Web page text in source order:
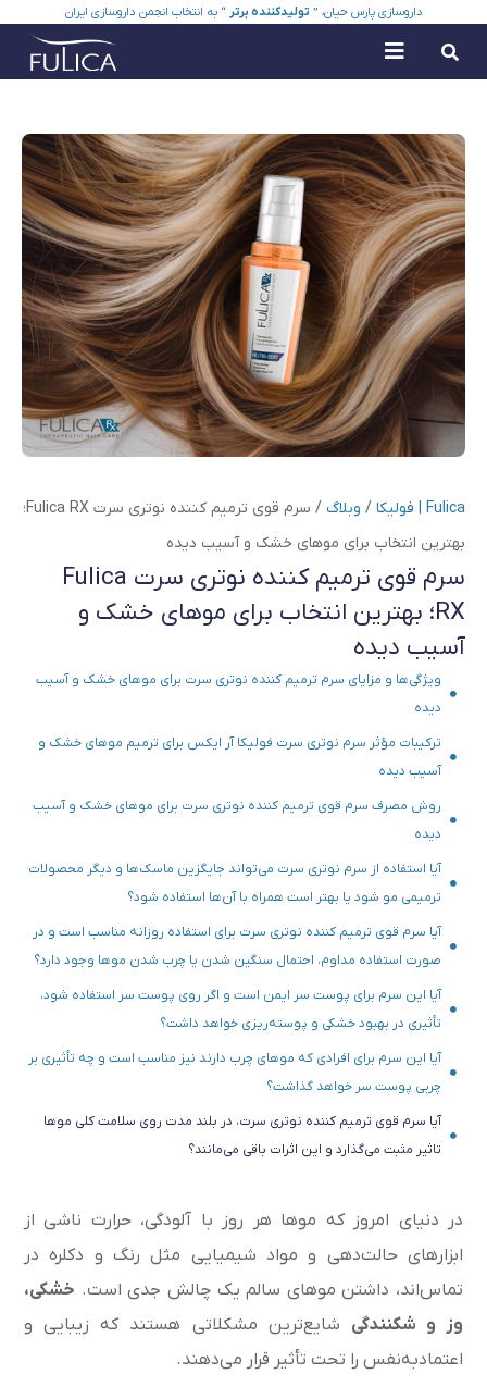
داروسازی پارس حیان، ” تولیدکننده برتر “ به انتخاب انجمن داروسازی ایران
Fulica | فولیکا / وبلاگ /
سرم قوی ترمیم کننده نوتری سرت Fulica RX؛
بهترین انتخاب برای موهای خشک و آسیب دیده
سرم قوی ترمیم کننده نوتری سرت Fulica
RX؛ بهترین انتخاب برای موهای خشک و
آسیب دیده
ویژگی‌ها و مزایای سرم ترمیم کننده نوتری سرت برای موهای خشک و آسیب
دیده
ترکیبات مؤثر سرم نوتری سرت فولیکا آر ایکس برای ترمیم موهای خشک و
آسیب دیده
روش مصرف سرم قوی ترمیم کننده نوتری سرت برای موهای خشک و آسیب
دیده
آیا استفاده از سرم نوتری سرت می‌تواند جایگزین ماسک‌ها و دیگر محصولات
ترمیمی مو شود یا بهتر است همراه با آن‌ها استفاده شود؟
آیا سرم قوی ترمیم کننده نوتری سرت برای استفاده روزانه مناسب است و در
صورت استفاده مداوم، احتمال سنگین شدن یا چرب شدن موها وجود دارد؟
آیا این سرم برای پوست سر ایمن است و اگر روی پوست سر استفاده شود،
تأثیری در بهبود خشکی و پوسته‌ریزی خواهد داشت؟
آیا این سرم برای افرادی که موهای چرب دارند نیز مناسب است و چه تأثیری بر
چربی پوست سر خواهد گذاشت؟
آیا سرم قوی ترمیم کننده نوتری سرت، در بلند مدت روی سلامت کلی موها
تاثیر مثبت می‌گذارد و این اثرات باقی می‌مانند؟
در دنیای امروز که موها هر روز با آلودگی، حرارت ناشی از
ابزارهای حالت‌دهی و مواد شیمیایی مثل رنگ و دکلره در
تماس‌اند، داشتن موهای سالم یک چالش جدی است. خشکی،
وز و شکنندگی شایع‌ترین مشکلاتی هستند که زیبایی و
اعتمادبه‌نفس را تحت تأثیر قرار می‌دهند.